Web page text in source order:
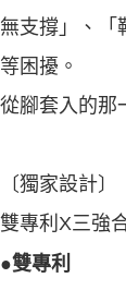
無支撐」、「
等困擾。
從腳套入的那
〔獨家設計〕
雙專利X三強
●雙專利